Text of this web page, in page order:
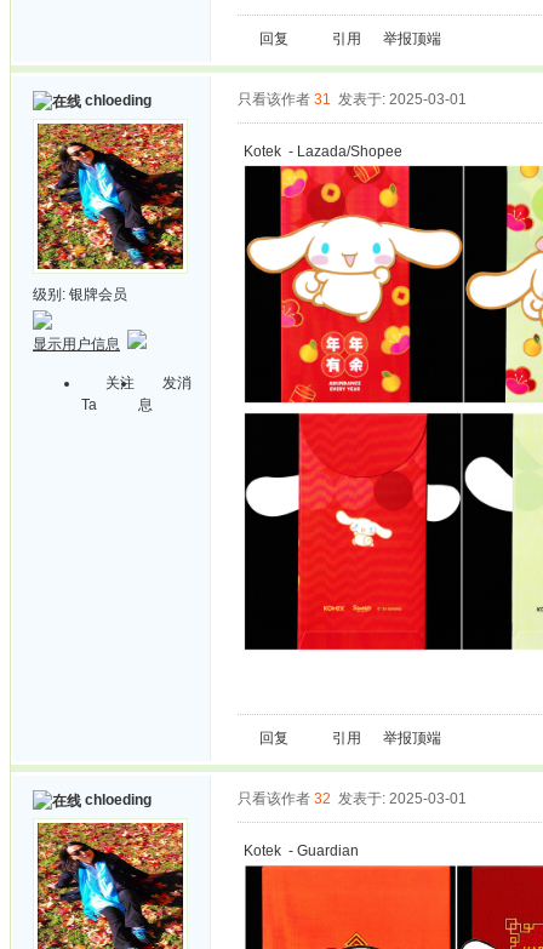
回复 引用 举报顶端
chloeding
级别: 银牌会员
显示用户信息
关注
Ta
发消
息
只看该作者 31 发表于: 2025-03-01
Kotek - Lazada/Shopee
回复 引用 举报顶端
chloeding 只看该作者 32 发表于: 2025-03-01
Kotek - Guardian